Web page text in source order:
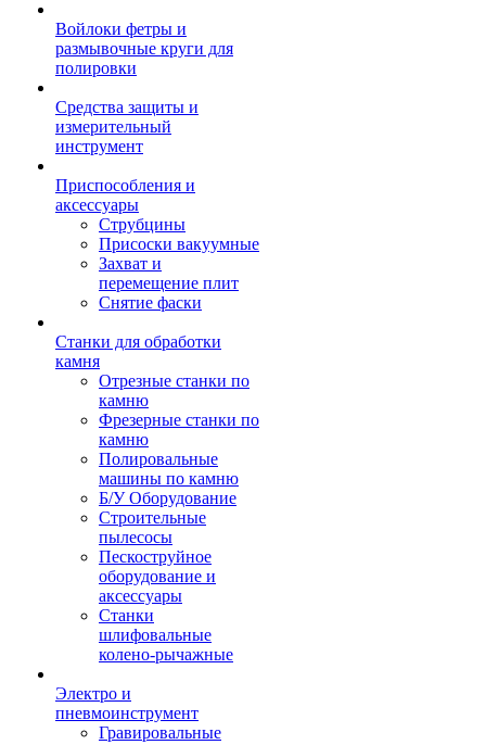
Войлоки фетры и
размывочные круги для
полировки
Средства защиты и
измерительный
инструмент
Приспособления и
аксессуары
Струбцины
Присоски вакуумные
Захват и
перемещение плит
Снятие фаски
Станки для обработки
камня
Отрезные станки по
камню
Фрезерные станки по
камню
Полировальные
машины по камню
Б/У Оборудование
Строительные
пылесосы
Пескоструйное
оборудование и
аксессуары
Станки
шлифовальные
колено-рычажные
Электро и
пневмоинструмент
Гравировальные